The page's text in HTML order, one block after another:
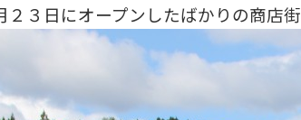
２３日にオープンしたばかりの商店街